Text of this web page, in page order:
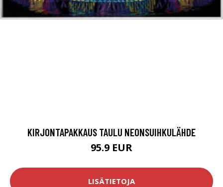
KIRJONTAPAKKAUS TAULU NEONSUIHKULÄHDE
95.9 EUR
LISÄTIETOJA